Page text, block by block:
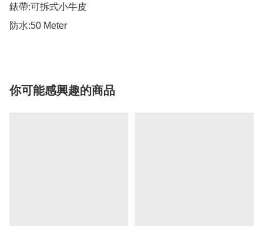
錶帶:可拆式小牛皮
防水:50 Meter
你可能感興趣的商品